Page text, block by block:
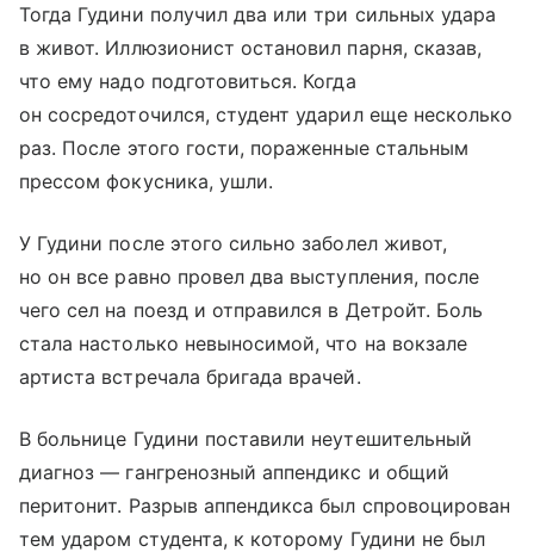
Тогда Гудини получил два или три сильных удара
в живот. Иллюзионист остановил парня, сказав,
что ему надо подготовиться. Когда
он сосредоточился, студент ударил еще несколько
раз. После этого гости, пораженные стальным
прессом фокусника, ушли.
У Гудини после этого сильно заболел живот,
но он все равно провел два выступления, после
чего сел на поезд и отправился в Детройт. Боль
стала настолько невыносимой, что на вокзале
артиста встречала бригада врачей.
В больнице Гудини поставили неутешительный
диагноз — гангренозный аппендикс и общий
перитонит. Разрыв аппендикса был спровоцирован
тем ударом студента, к которому Гудини не был